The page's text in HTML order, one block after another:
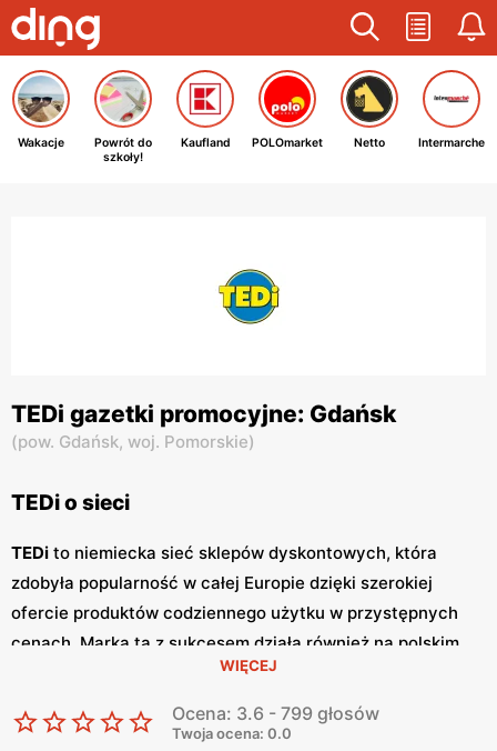
Wakacje
Powrót do
szkoły!
Kaufland POLOmarket Netto Intermarche
TEDi gazetki promocyjne: Gdańsk
(pow. Gdańsk, woj. Pomorskie)
TEDi o sieci
TEDi to niemiecka sieć sklepów dyskontowych, która
zdobyła popularność w całej Europie dzięki szerokiej
ofercie produktów codziennego użytku w przystępnych
cenach. Marka ta z sukcesem działa również na polskim
rynku, oferując klientom atrakcyjne
różnorodne artykuły, od wyposażenia domowego po
zabawki i artykuły biurowe. TEDi regularnie publikuje
WIĘCEJ
Ocena: 3.6 - 799 głosów
Twoja ocena: 0.0